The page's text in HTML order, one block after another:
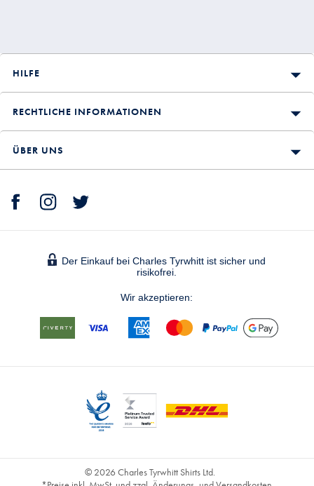
HILFE
RECHTLICHE INFORMATIONEN
ÜBER UNS
Der Einkauf bei Charles Tyrwhitt ist sicher und
risikofrei.
Wir akzeptieren:
© 2026 Charles Tyrwhitt Shirts Ltd.